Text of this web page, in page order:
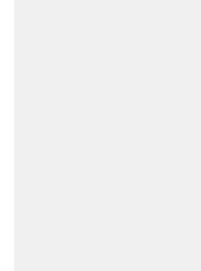
ANTIK
TAM NOT